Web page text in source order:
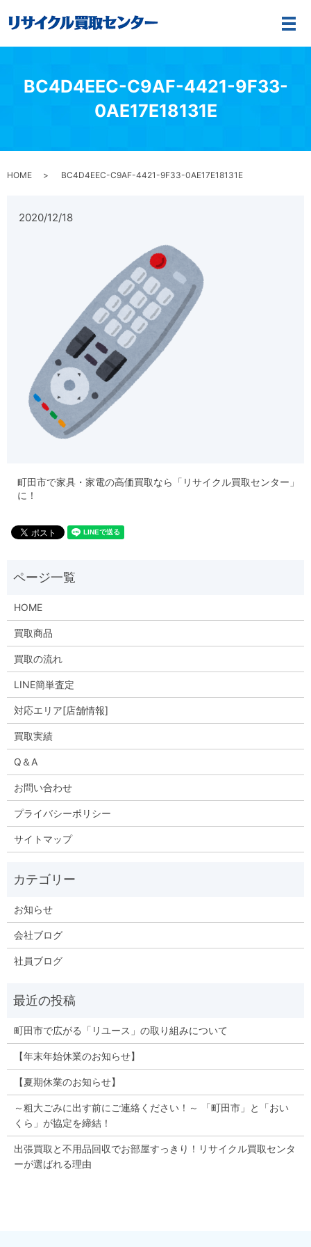
メ
BC4D4EEC-C9AF-4421-9F33-
0AE17E18131E
HOME BC4D4EEC-C9AF-4421-9F33-0AE17E18131E
2020/12/18
町田市で家具・家電の高価買取なら「リサイクル買取センター」
に！
HOME
買取商品
買取の流れ
LINE簡単査定
対応エリア[店舗情報]
買取実績
Q＆A
お問い合わせ
プライバシーポリシー
サイトマップ
お知らせ
会社ブログ
社員ブログ
町田市で広がる「リユース」の取り組みについて
【年末年始休業のお知らせ】
【夏期休業のお知らせ】
～粗大ごみに出す前にご連絡ください！～ 「町田市」と「おい
くら」が協定を締結！
出張買取と不用品回収でお部屋すっきり！リサイクル買取センタ
ーが選ばれる理由